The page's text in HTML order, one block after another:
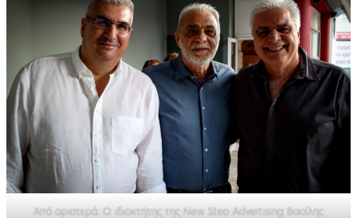
Από αριστερά: Ο ιδιοκτήτης της New Step Advertising Βασίλης